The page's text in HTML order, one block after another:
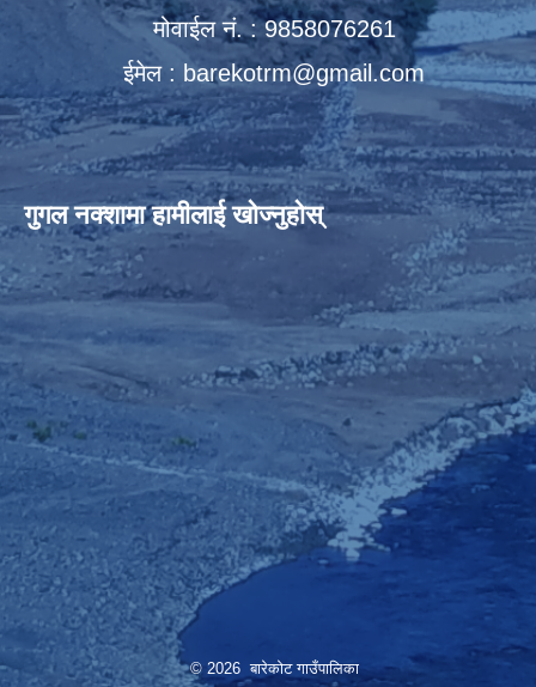
मोवाईल नं. : 9858076261
ईमेल : barekotrm@gmail.com
गुगल नक्शामा हामीलाई खोज्नुहोस्
© 2026 बारेकोट गाउँपालिका